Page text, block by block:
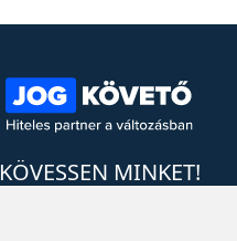
KÖVESSEN MINKET!